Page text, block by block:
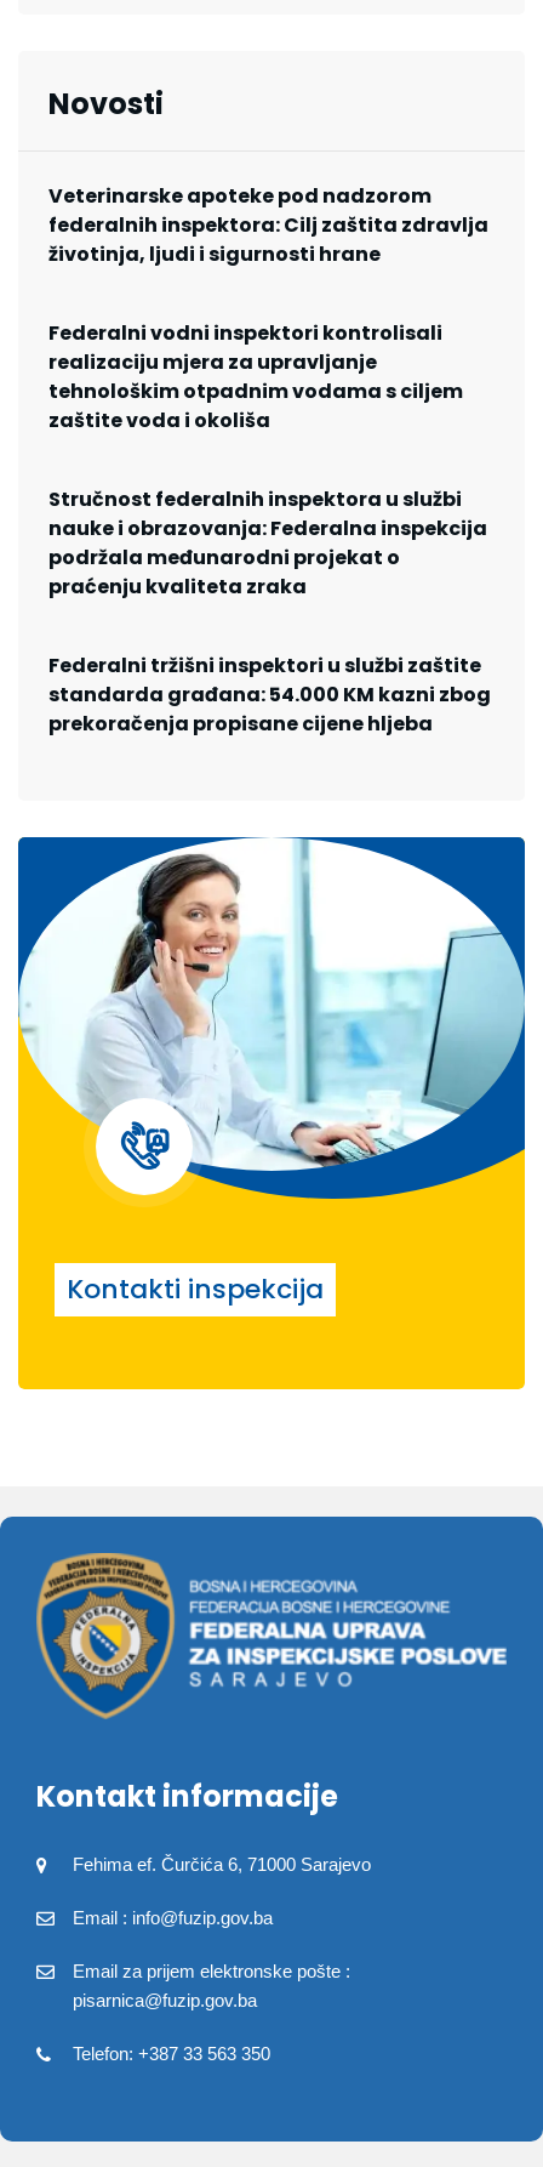
Novosti
Veterinarske apoteke pod nadzorom
federalnih inspektora: Cilj zaštita zdravlja
životinja, ljudi i sigurnosti hrane
Federalni vodni inspektori kontrolisali
realizaciju mjera za upravljanje
tehnološkim otpadnim vodama s ciljem
zaštite voda i okoliša
Stručnost federalnih inspektora u službi
nauke i obrazovanja: Federalna inspekcija
podržala međunarodni projekat o
praćenju kvaliteta zraka
Federalni tržišni inspektori u službi zaštite
standarda građana: 54.000 KM kazni zbog
prekoračenja propisane cijene hljeba
Kontakti inspekcija
Kontakt informacije
Fehima ef. Čurčića 6, 71000 Sarajevo
Email : info@fuzip.gov.ba
Email za prijem elektronske pošte :
pisarnica@fuzip.gov.ba
Telefon: +387 33 563 350